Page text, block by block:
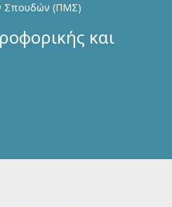
Σπουδών (ΠΜΣ)
και